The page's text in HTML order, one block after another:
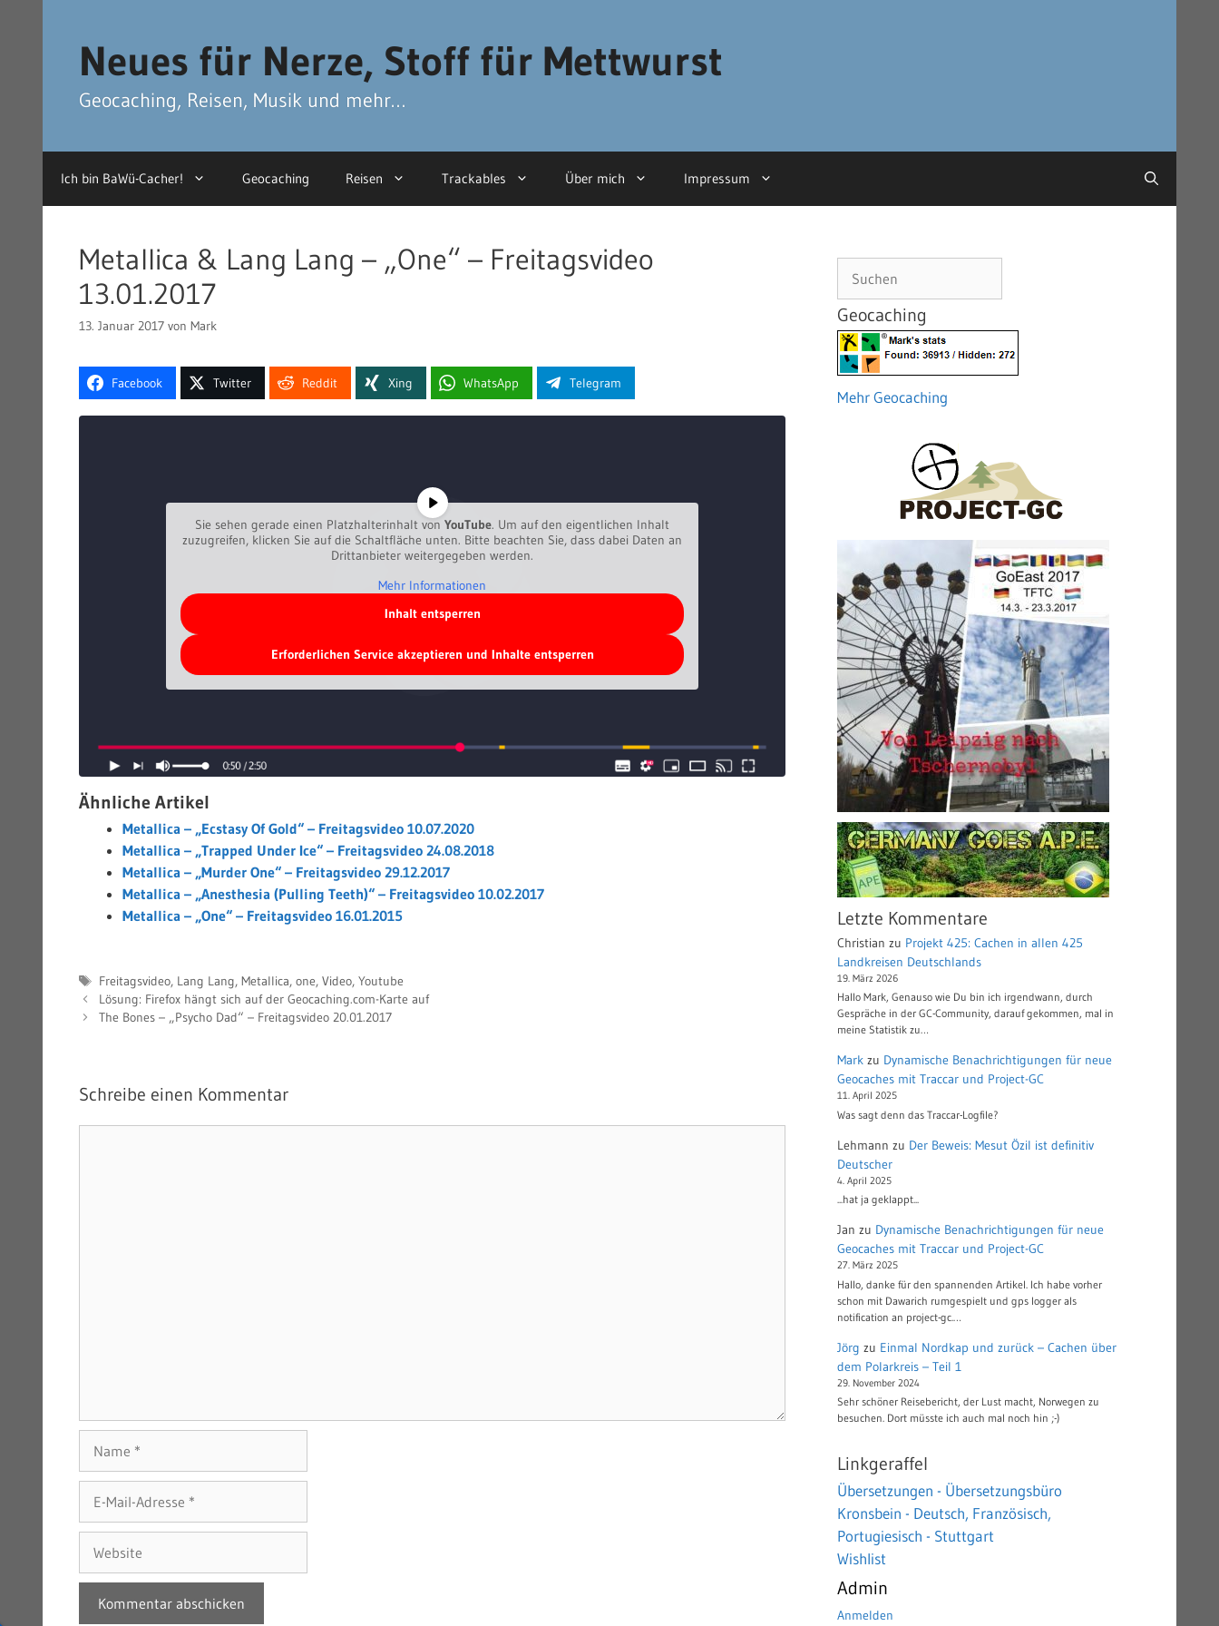
Neues für Nerze, Stoff für Mettwurst
Geocaching, Reisen, Musik und mehr…
Ich bin BaWü-Cacher! Geocaching Reisen Trackables Über mich Impressum
Metallica & Lang Lang – „One“ – Freitagsvideo
13.01.2017
13. Januar 2017 von Mark
Facebook Twitter Reddit Xing WhatsApp Telegram
Sie sehen gerade einen Platzhalterinhalt von YouTube. Um auf den eigentlichen Inhalt
zuzugreifen, klicken Sie auf die Schaltfläche unten. Bitte beachten Sie, dass dabei Daten an
Drittanbieter weitergegeben werden.
Mehr Informationen
Inhalt entsperren
Erforderlichen Service akzeptieren und Inhalte entsperren
Ähnliche Artikel
Metallica – „Ecstasy Of Gold“ – Freitagsvideo 10.07.2020
Metallica – „Trapped Under Ice“ – Freitagsvideo 24.08.2018
Metallica – „Murder One“ – Freitagsvideo 29.12.2017
Metallica – „Anesthesia (Pulling Teeth)“ – Freitagsvideo 10.02.2017
Metallica – „One“ – Freitagsvideo 16.01.2015
Schlagwörter
Freitagsvideo, Lang Lang, Metallica, one, Video, Youtube
Lösung: Firefox hängt sich auf der Geocaching.com-Karte auf
The Bones – „Psycho Dad“ – Freitagsvideo 20.01.2017
Schreibe einen Kommentar
Mail-
Adresse
Geocaching
Mehr Geocaching
Letzte Kommentare
Christian zu Projekt 425: Cachen in allen 425
Landkreisen Deutschlands
19. März 2026
Hallo Mark, Genauso wie Du bin ich irgendwann, durch
Gespräche in der GC-Community, darauf gekommen, mal in
meine Statistik zu…
Mark zu Dynamische Benachrichtigungen für neue
Geocaches mit Traccar und Project-GC
11. April 2025
Was sagt denn das Traccar-Logfile?
Lehmann zu Der Beweis: Mesut Özil ist definitiv
Deutscher
4. April 2025
...hat ja geklappt...
Jan zu Dynamische Benachrichtigungen für neue
Geocaches mit Traccar und Project-GC
27. März 2025
Hallo, danke für den spannenden Artikel. Ich habe vorher
schon mit Dawarich rumgespielt und gps logger als
notification an project-gc.…
Jörg zu Einmal Nordkap und zurück – Cachen über
dem Polarkreis – Teil 1
29. November 2024
Sehr schöner Reisebericht, der Lust macht, Norwegen zu
besuchen. Dort müsste ich auch mal noch hin ;-)
Linkgeraffel
Übersetzungen - Übersetzungsbüro
Kronsbein - Deutsch, Französisch,
Portugiesisch - Stuttgart
Wishlist
Admin
Anmelden